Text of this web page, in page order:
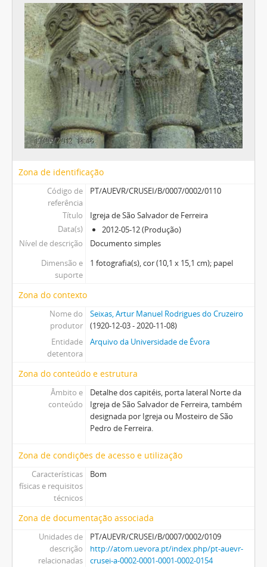
Zona de identificação
Código de
referência
PT/AUEVR/CRUSEI/B/0007/0002/0110
Título
Igreja de São Salvador de Ferreira
Data(s)
2012-05-12 (Produção)
Nível de descrição
Documento simples
Dimensão e
suporte
1 fotografia(s), cor (10,1 x 15,1 cm); papel
Zona do contexto
Nome do
produtor
Seixas, Artur Manuel Rodrigues do Cruzeiro
(1920-12-03 - 2020-11-08)
Entidade
detentora
Arquivo da Universidade de Évora
Zona do conteúdo e estrutura
Âmbito e
conteúdo
Detalhe dos capitéis, porta lateral Norte da
Igreja de São Salvador de Ferreira, também
designada por Igreja ou Mosteiro de São
Pedro de Ferreira.
Zona de condições de acesso e utilização
Características
físicas e requisitos
técnicos
Bom
Zona de documentação associada
Unidades de
descrição
relacionadas
PT/AUEVR/CRUSEI/B/0007/0002/0109
http://atom.uevora.pt/index.php/pt-auevr-
crusei-a-0002-0001-0001-0002-0154